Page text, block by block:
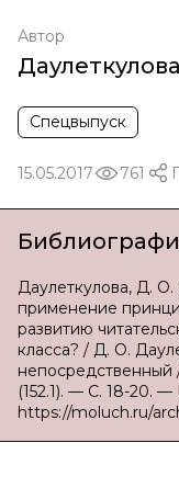
Автор
Спецвыпуск
15.05.2017 761
Даулеткулова, Д.
применение
развитию
класса? / Д. О.
(152.1). — С. 18-20. —
https://moluch.ru/